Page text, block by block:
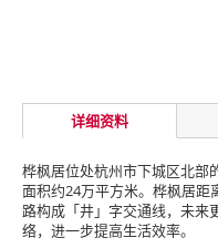
详细资料
桦枫居位处杭州市下城区北部
面积约24万平方米。桦枫居距
路构成「井」字交通线，未来
络，进一步提高生活效率。